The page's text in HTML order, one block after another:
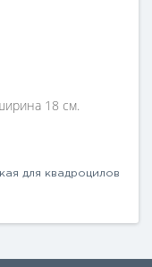
18 см.
для квадроцилов